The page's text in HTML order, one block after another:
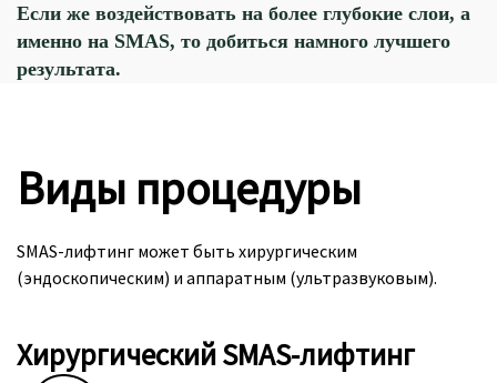
Если же воздействовать на более глубокие слои, а
именно на SMAS, то добиться намного лучшего
результата.
Виды процедуры
SMAS-лифтинг может быть хирургическим
(эндоскопическим) и аппаратным (ультразвуковым).
Хирургический SMAS-лифтинг